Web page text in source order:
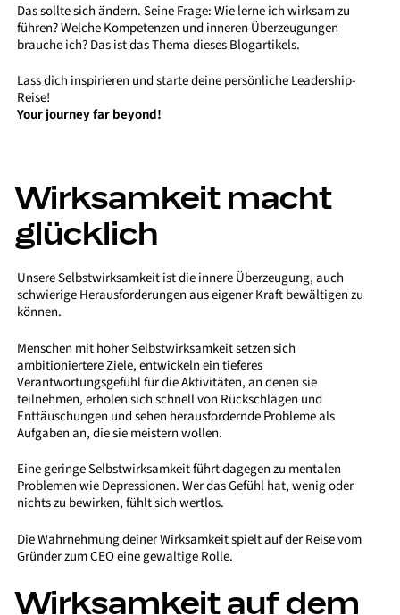
Das sollte sich ändern. Seine Frage: Wie lerne ich wirksam zu
führen? Welche Kompetenzen und inneren Überzeugungen
brauche ich? Das ist das Thema dieses Blogartikels.
Lass dich inspirieren und starte deine persönliche Leadership-
Reise!
Your journey far beyond!
Wirksamkeit macht
glücklich
Unsere Selbstwirksamkeit ist die innere Überzeugung, auch
schwierige Herausforderungen aus eigener Kraft bewältigen zu
können.
Menschen mit hoher Selbstwirksamkeit setzen sich
ambitioniertere Ziele, entwickeln ein tieferes
Verantwortungsgefühl für die Aktivitäten, an denen sie
teilnehmen, erholen sich schnell von Rückschlägen und
Enttäuschungen und sehen herausfordernde Probleme als
Aufgaben an, die sie meistern wollen.
Eine geringe Selbstwirksamkeit führt dagegen zu mentalen
Problemen wie Depressionen. Wer das Gefühl hat, wenig oder
nichts zu bewirken, fühlt sich wertlos.
Die Wahrnehmung deiner Wirksamkeit spielt auf der Reise vom
Gründer zum CEO eine gewaltige Rolle.
Wirksamkeit auf dem